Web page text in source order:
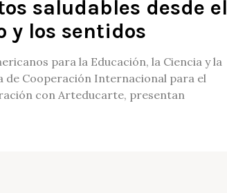
saludables desde el
y los sentidos
para la Educación, la Ciencia y la
de Cooperación Internacional para el
con Arteducarte, presentan